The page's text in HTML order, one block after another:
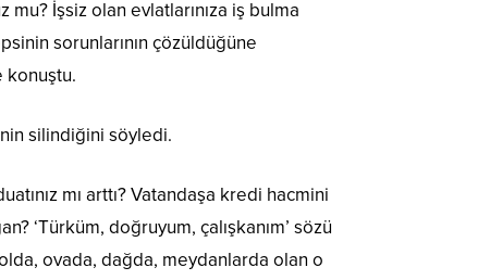
İşsiz olan evlatlarınıza iş bulma
sorunlarının çözüldüğüne
konuştu.
silindiğini söyledi.
mı arttı? Vatandaşa kredi hacmini
‘Türküm, doğruyum, çalışkanım’ sözü
ovada, dağda, meydanlarda olan o